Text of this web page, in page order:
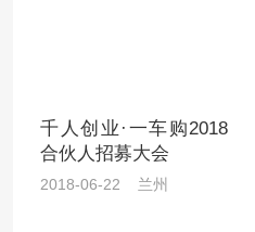
千人创业·一车购2018
合伙人招募大会
2018-06-22 兰州